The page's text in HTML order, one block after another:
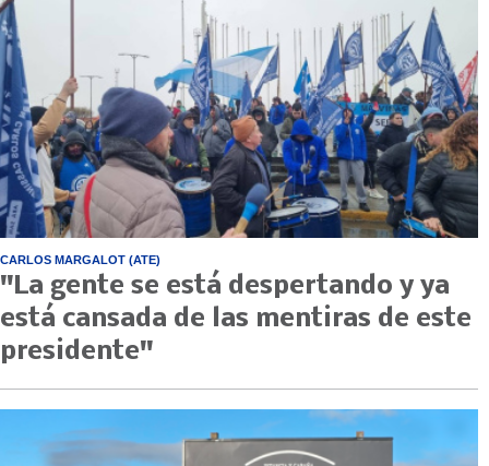
CARLOS MARGALOT (ATE)
"La gente se está despertando y ya
está cansada de las mentiras de este
presidente"